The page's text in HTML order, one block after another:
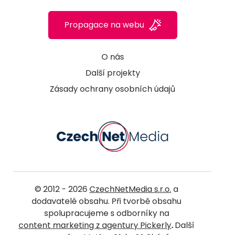
O nás
Další projekty
Zásady ochrany osobních údajů
Propagace na webu
© 2012 - 2026 CzechNetMedia s.r.o. a
dodavatelé obsahu. Při tvorbě obsahu
spolupracujeme s odborníky na
content marketing z agentury Pickerly.Další